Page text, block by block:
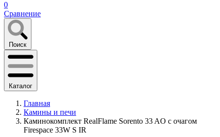
0
Сравнение
Поиск
Каталог
Главная
Камины и печи
Каминокомплект RealFlame Sorento 33 AO с очагом
Firespace 33W S IR